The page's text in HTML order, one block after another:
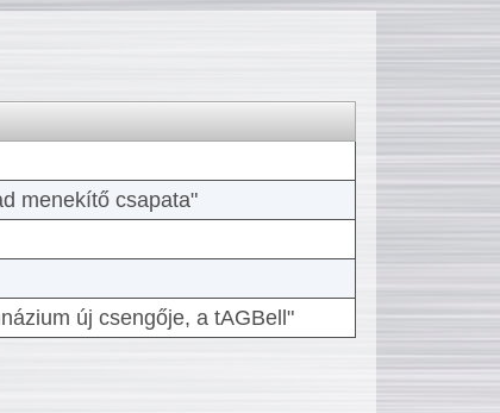
menekítő csapata"
új csengője, a tAGBell"